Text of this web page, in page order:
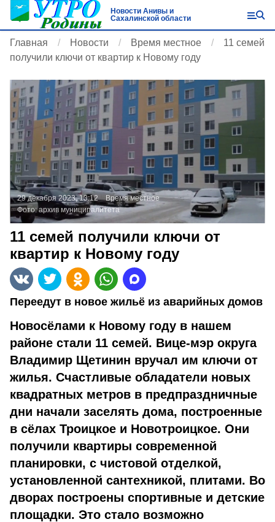
Новости Анивы и
Сахалинской области
Главная Новости Время местное
11 семей
получили ключи от квартир к Новому году
29 декабря 2023, 13:12
Время местное
Фото:архив муниципалитета
11 семей получили ключи от
квартир к Новому году
Переедут в новое жильё из аварийных домов
Новосёлами к Новому году в нашем
районе стали 11 семей. Вице-мэр округа
Владимир Щетинин вручал им ключи от
жилья. Счастливые обладатели новых
квадратных метров в предпраздничные
дни начали заселять дома, построенные
в сёлах Троицкое и Новотроицкое. Они
получили квартиры современной
планировки, с чистовой отделкой,
установленной сантехникой, плитами. Во
дворах построены спортивные и детские
площадки. Это стало возможно